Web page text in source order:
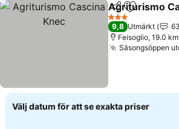
Dela Lägg till i
Agriturismo
3 Stjärnor
9,8 Utmärkt
Feisoglio, 19.0
Säsongsöppen
Välj datum för att se exakta priser